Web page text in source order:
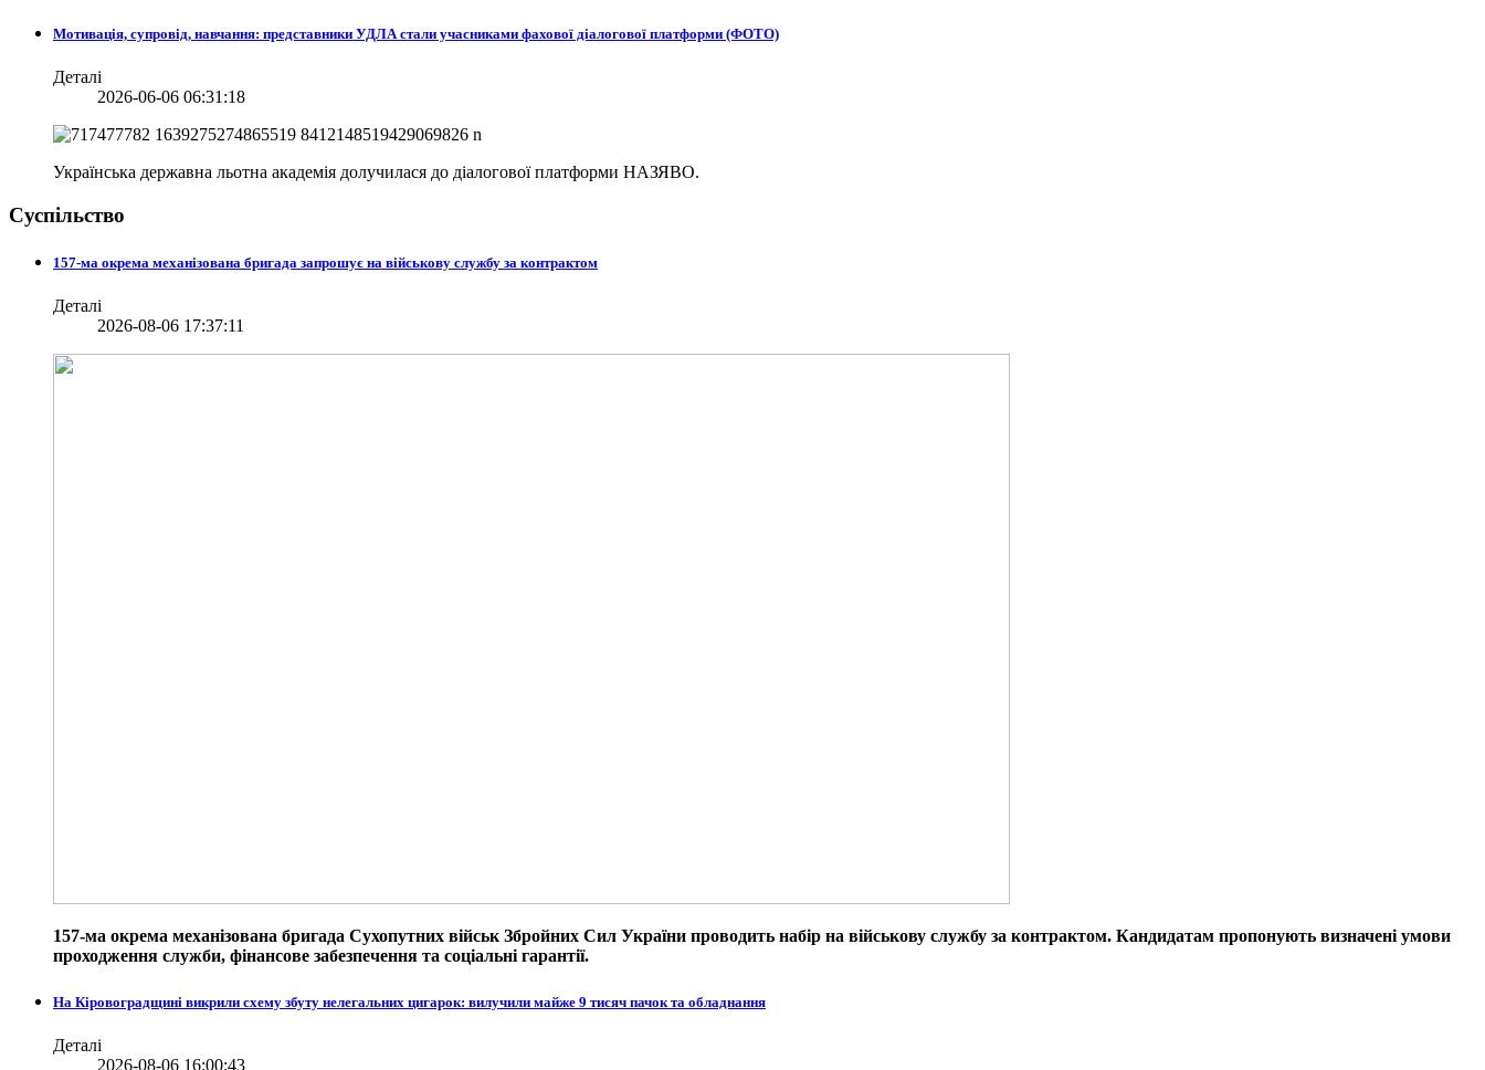
Мотивація, супровід, навчання: представники УДЛА стали учасниками фахової діалогової платформи (ФОТО)
Деталі
2026-06-06 06:31:18
Українська державна льотна академія долучилася до діалогової платформи НАЗЯВО.
Суспільство
157-ма окрема механізована бригада запрошує на військову службу за контрактом
Деталі
2026-08-06 17:37:11
157-ма окрема механізована бригада Сухопутних військ Збройних Сил України проводить набір на військову службу за контрактом. Кандидатам пропонують визначені умови
проходження служби, фінансове забезпечення та соціальні гарантії.
На Кіровоградщині викрили схему збуту нелегальних цигарок: вилучили майже 9 тисяч пачок та обладнання
Деталі
2026-08-06 16:00:43